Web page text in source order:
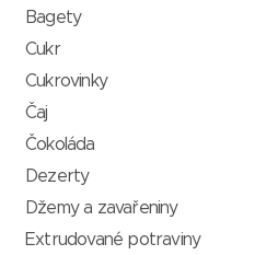
Bagety
Cukr
Cukrovinky
Čaj
Čokoláda
Dezerty
Džemy a zavařeniny
Extrudované potraviny